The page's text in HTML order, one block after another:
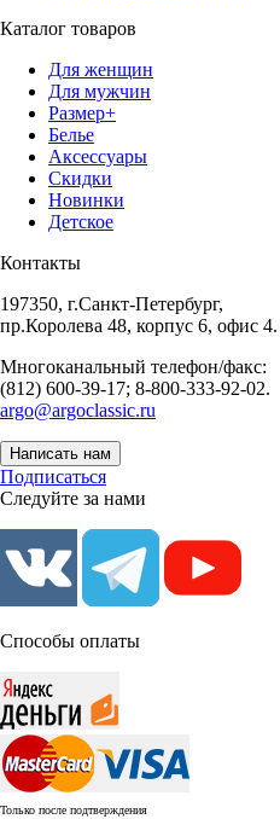
Каталог товаров
Для женщин
Для мужчин
Размер+
Белье
Аксессуары
Скидки
Новинки
Детское
Контакты
197350, г.Санкт-Петербург,
пр.Королева 48, корпус 6, офис 4.
Многоканальный телефон/факс:
(812) 600-39-17; 8-800-333-92-02.
argo@argoclassic.ru
Написать нам
Подписаться
Следуйте за нами
Способы оплаты
Только после подтверждения